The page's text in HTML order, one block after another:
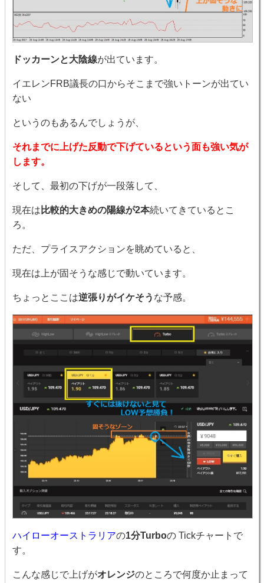
ドッカーンと大陰線が出ています。
イエレンFRB議長の口からそこまで強いトーンが出てい
ない
というのもあるんでしょうが、
それまでに上げた反動で下げているという面も強い気が
します。
そして、最初の下げが一段落して、
現在は 比較的大きめの陽線が2本続いてきているとこ
ろ。
ただ、プライスアクションを眺めていると、
現在は上が固そうな感じで動いています。
ちょっとここは逆張りがイケそう な予感。
ハイローオーストラリアの1分Turboの Tickチャートで
す。
こんな感じで上げがオレンジのところで何度か止まって